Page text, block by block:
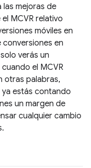
mejoras de
MCVR relativo
móviles en
en
verás un
el MCVR
otras palabras,
estás contando
un margen de
cualquier cambio